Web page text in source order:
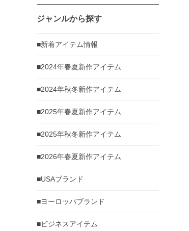
ジャンルから探す
■新着アイテム情報
■2024年春夏新作アイテム
■2024年秋冬新作アイテム
■2025年春夏新作アイテム
■2025年秋冬新作アイテム
■2026年春夏新作アイテム
■USAブランド
■ヨーロッパブランド
■ビジネスアイテム